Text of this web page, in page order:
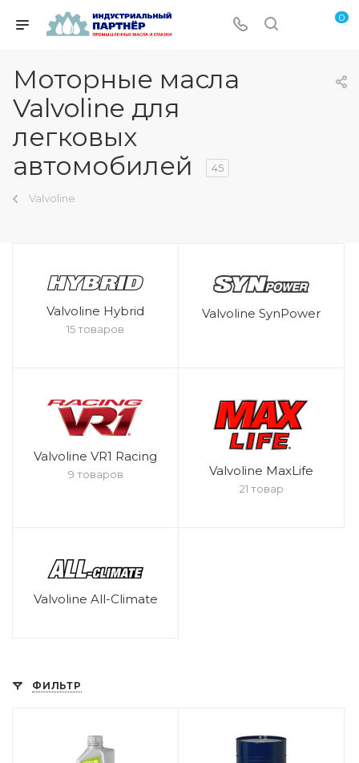
0
Моторные масла
Valvoline для
легковых
автомобилей
45
Valvoline
Valvoline Hybrid
15 товаров
Valvoline SynPower
Valvoline VR1 Racing
9 товаров Valvoline MaxLife
21 товар
Valvoline All-Climate
ФИЛЬТР